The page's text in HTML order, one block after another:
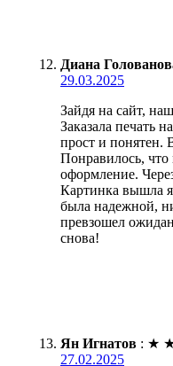
Диана
29.03.2025
Зайдя на сайт,
Заказала печать
прост и понятен.
Понравилось,
оформление.
Картинка вышла
была надежной,
превзошел
снова!
Ян Игнатов : ★
27.02.2025